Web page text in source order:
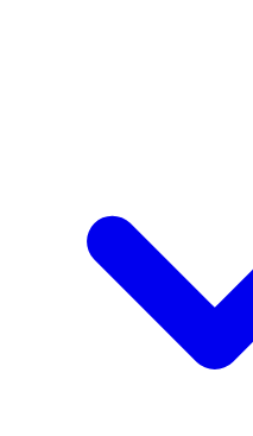
基於信仰的喪親支援
對於父親